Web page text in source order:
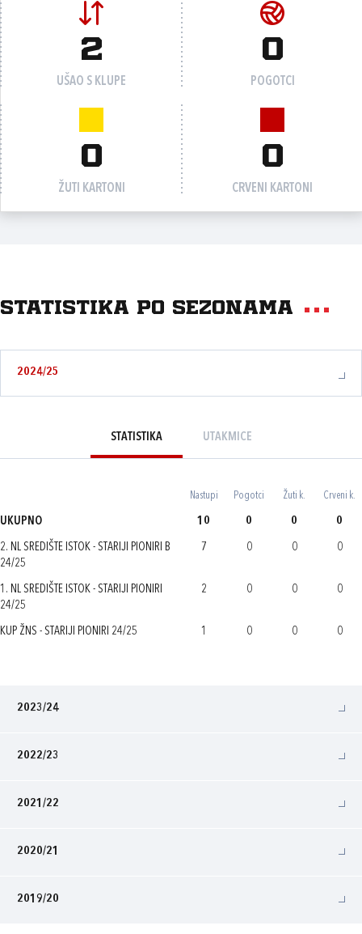
2
UŠAO S KLUPE
0
POGOTCI
0
ŽUTI KARTONI
0
CRVENI KARTONI
Statistika po sezonama
2024/25
STATISTIKA UTAKMICE
Nastupi Pogotci Žuti k. Crveni k.
UKUPNO 10 0 0 0
2. NL SREDIŠTE ISTOK - STARIJI PIONIRI B
24/25
7 0 0 0
1. NL SREDIŠTE ISTOK - STARIJI PIONIRI
24/25
2 0 0 0
KUP ŽNS - STARIJI PIONIRI 24/25 1 0 0 0
2023/24
2022/23
2021/22
2020/21
2019/20